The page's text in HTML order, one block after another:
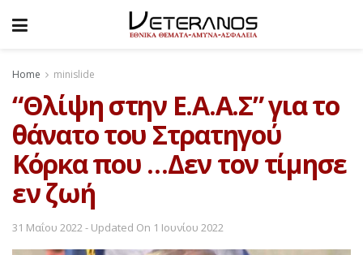
Home minislide
“Θλίψη στην Ε.Α.Α.Σ” για το
θάνατο του Στρατηγού
Κόρκα που …Δεν τον τίμησε
εν ζωή
31 Μαΐου 2022 - Updated On 1 Ιουνίου 2022